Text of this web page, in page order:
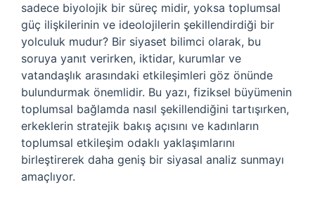
sadece biyolojik bir süreç midir, yoksa toplumsal
güç ilişkilerinin ve ideolojilerin şekillendirdiği bir
yolculuk mudur? Bir siyaset bilimci olarak, bu
soruya yanıt verirken, iktidar, kurumlar ve
vatandaşlık arasındaki etkileşimleri göz önünde
bulundurmak önemlidir. Bu yazı, fiziksel büyümenin
toplumsal bağlamda nasıl şekillendiğini tartışırken,
erkeklerin stratejik bakış açısını ve kadınların
toplumsal etkileşim odaklı yaklaşımlarını
birleştirerek daha geniş bir siyasal analiz sunmayı
amaçlıyor.